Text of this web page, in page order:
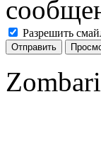
Разрешить